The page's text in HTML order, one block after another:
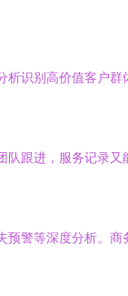
析识别高价值客户群
跟进，服务记录又
预警等深度分析。商